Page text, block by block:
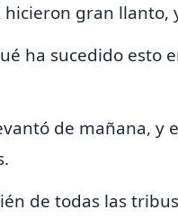
hicieron gran llanto,
ha sucedido esto
de mañana, y
de todas las